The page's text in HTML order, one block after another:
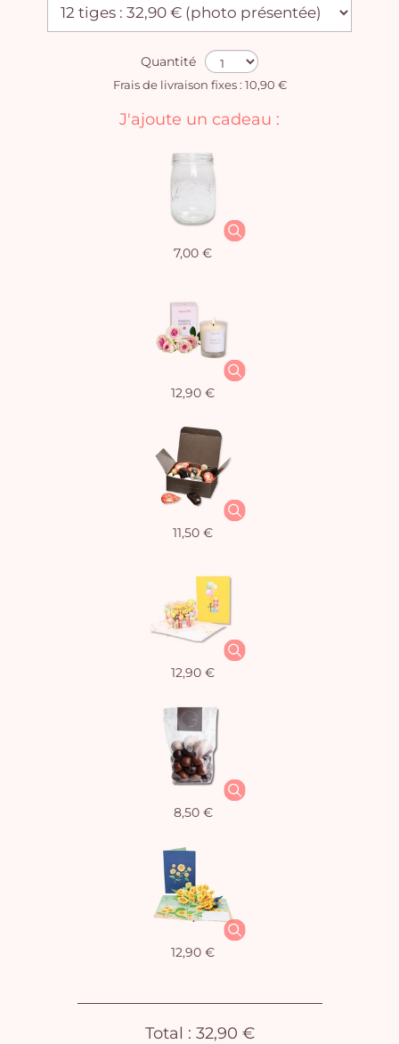
Quantité
Frais de livraison fixes : 10,90 €
J'ajoute un cadeau :
7,00 €
12,90 €
11,50 €
12,90 €
8,50 €
12,90 €
Total : 32,90 €